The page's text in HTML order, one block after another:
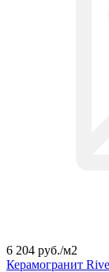
6 204 руб./м2
Керамогранит